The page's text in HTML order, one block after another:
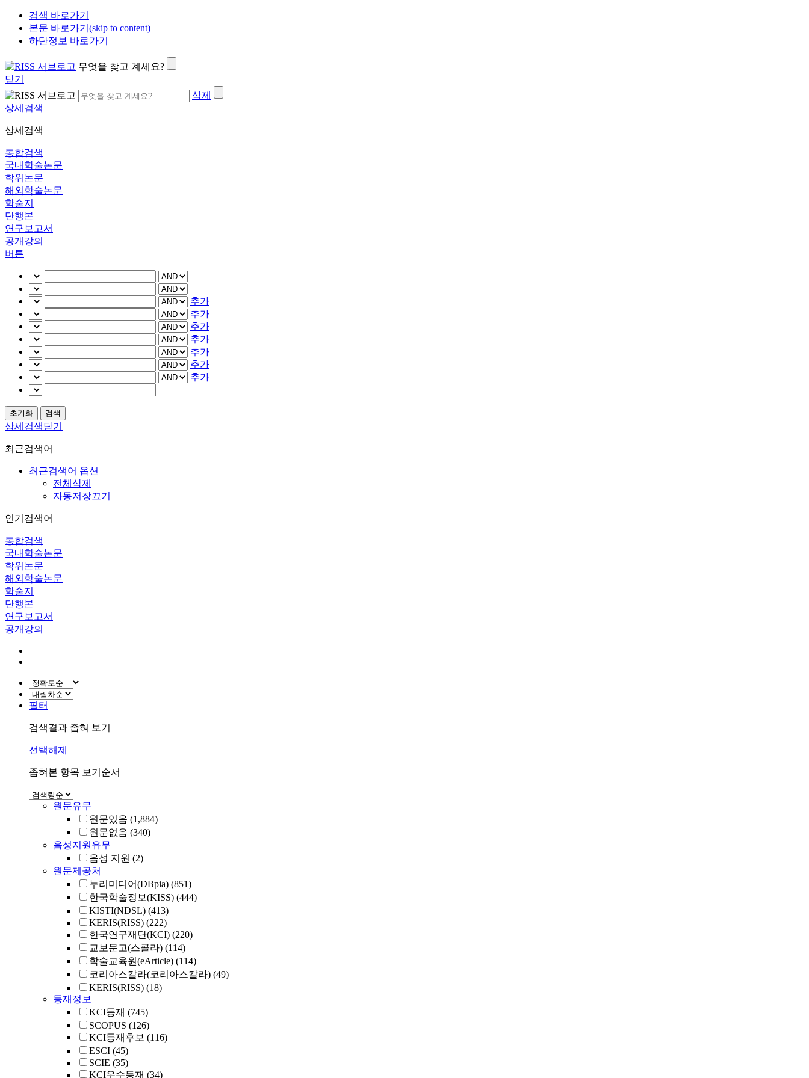
검색 바로가기
본문 바로가기(skip to content)
하단정보 바로가기
무엇을 찾고 계세요?
닫기
삭제
상세검색
상세검색
통합검색
국내학술논문
학위논문
해외학술논문
학술지
단행본
연구보고서
공개강의
버튼
추가
추가
추가
추가
추가
추가
추가
상세검색닫기
최근검색어
최근검색어 옵션
전체삭제
자동저장끄기
인기검색어
통합검색
국내학술논문
학위논문
해외학술논문
학술지
단행본
연구보고서
공개강의
필터
검색결과 좁혀 보기
선택해제
좁혀본 항목 보기순서
원문유무
원문있음 (1,884)
원문없음 (340)
음성지원유무
음성 지원 (2)
원문제공처
누리미디어(DBpia) (851)
한국학술정보(KISS) (444)
KISTI(NDSL) (413)
KERIS(RISS) (222)
한국연구재단(KCI) (220)
교보문고(스콜라) (114)
학술교육원(eArticle) (114)
코리아스칼라(코리아스칼라) (49)
KERIS(RISS) (18)
등재정보
KCI등재 (745)
SCOPUS (126)
KCI등재후보 (116)
ESCI (45)
SCIE (35)
KCI우수등재 (34)